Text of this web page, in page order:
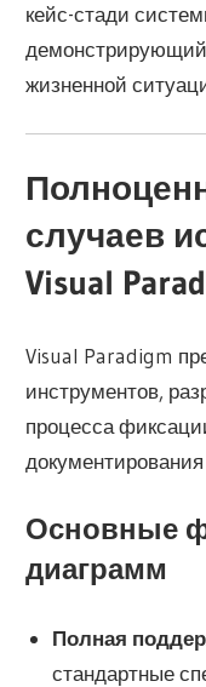
кейс-стади
демонстрирующий
жизненной
случаев
Visual
Visual Paradigm
инструментов,
процесса
Основные
диаграмм
Полная
стандартные